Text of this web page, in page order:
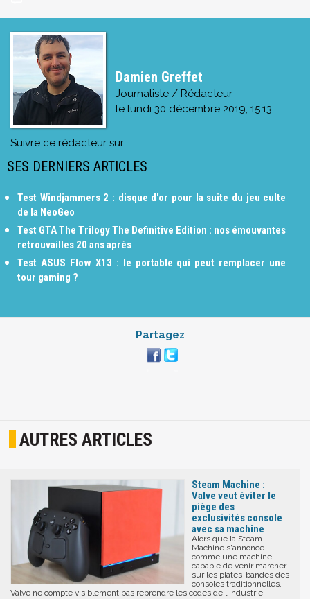
Damien Greffet
Journaliste / Rédacteur
le lundi 30 décembre 2019, 15:13
Suivre ce rédacteur sur
SES DERNIERS ARTICLES
Test Windjammers 2 : disque d'or pour la suite du jeu culte
de la NeoGeo
Test GTA The Trilogy The Definitive Edition : nos émouvantes
retrouvailles 20 ans après
Test ASUS Flow X13 : le portable qui peut remplacer une
tour gaming ?
Partagez
AUTRES ARTICLES
Steam Machine :
Valve veut éviter le
piège des
exclusivités console
avec sa machine
Alors que la Steam
Machine s'annonce
comme une machine
capable de venir marcher
sur les plates-bandes des
consoles traditionnelles,
Valve ne compte visiblement pas reprendre les codes de l'industrie.